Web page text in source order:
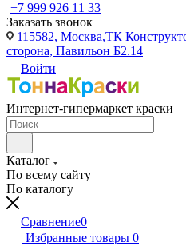
+7 999 926 11 33
Заказать звонок
115582, Москва,ТК
сторона, Павильон Б2.14
Войти
Интернет-гипермаркет краски
Каталог
По всему сайту
По каталогу
Сравнение0
Избранные товары 0